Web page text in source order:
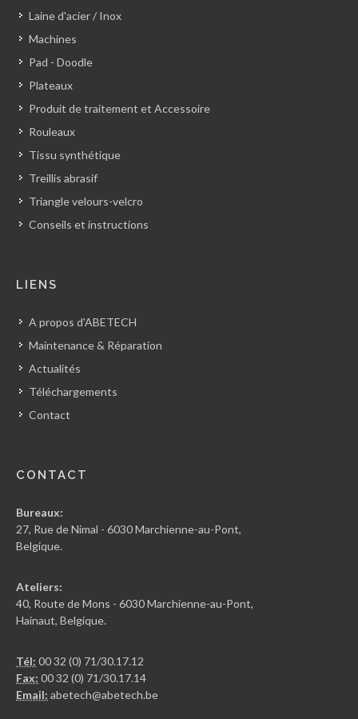
Laine d'acier / Inox
Machines
Pad - Doodle
Plateaux
Produit de traitement et Accessoire
Rouleaux
Tissu synthétique
Treillis abrasif
Triangle velours-velcro
Conseils et instructions
LIENS
A propos d'ABETECH
Maintenance & Réparation
Actualités
Téléchargements
Contact
CONTACT
Bureaux:
27, Rue de Nimal - 6030 Marchienne-au-Pont,
Belgique.
Ateliers:
40, Route de Mons - 6030 Marchienne-au-Pont,
Hainaut, Belgique.
Tél: 00 32 (0) 71/30.17.12
Fax: 00 32 (0) 71/30.17.14
Email: abetech@abetech.be